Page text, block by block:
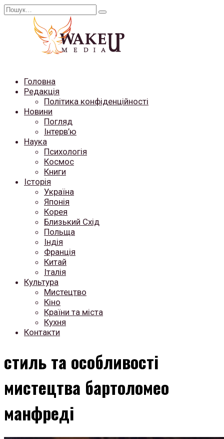
Перейти
Search
Головна
Редакція
Політика конфіденційності
Новини
Погляд
Інтерв’ю
Наука
Психологія
Космос
Книги
Історія
Україна
Японія
Корея
Близький Схід
Польща
Індія
Франція
Китай
Італія
Культура
Мистецтво
Кіно
Країни та міста
Кухня
Контакти
стиль та особливості
мистецтва бартоломео
манфреді